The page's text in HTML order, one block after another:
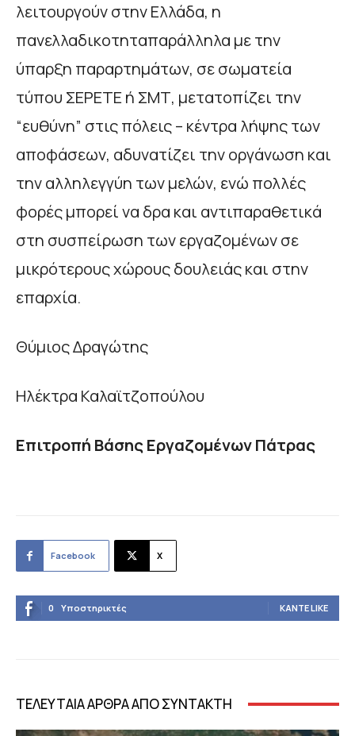
λειτουργούν στην Ελλάδα, η
πανελλαδικοτηταπαράλληλα με την
ύπαρξη παραρτημάτων, σε σωματεία
τύπου ΣΕΡΕΤΕ ή ΣΜΤ, μετατοπίζει την
“ευθύνη” στις πόλεις – κέντρα λήψης των
αποφάσεων, αδυνατίζει την οργάνωση και
την αλληλεγγύη των μελών, ενώ πολλές
φορές μπορεί να δρα και αντιπαραθετικά
στη συσπείρωση των εργαζομένων σε
μικρότερους χώρους δουλειάς και στην
επαρχία.
Θύμιος Δραγώτης
Ηλέκτρα Καλαϊτζοπούλου
Επιτροπή Βάσης Εργαζομένων Πάτρας
Facebook X
0 Υποστηρικτές ΚΆΝΤΕ LIKE
ΤΕΛΕΥΤΑΙΑ ΑΡΘΡΑ ΑΠΟ ΣΥΝΤΑΚΤΗ